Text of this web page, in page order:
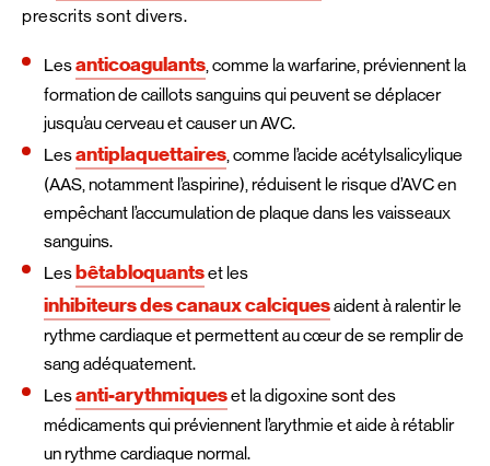
prescrits sont divers.
Lesanticoagulants, comme la warfarine, préviennent la
formation de caillots sanguins qui peuvent se déplacer
jusqu’au cerveau et causer un AVC.
Lesantiplaquettaires, comme l’acide acétylsalicylique
(AAS, notamment l’aspirine), réduisent le risque d’AVC en
empêchant l’accumulation de plaque dans les vaisseaux
sanguins.
Lesbêtabloquantset les
inhibiteurs des canaux calciquesaident à ralentir le
rythme cardiaque et permettent au cœur de se remplir de
sang adéquatement.
Lesanti-arythmiqueset la digoxine sont des
médicaments qui préviennent l’arythmie et aide à rétablir
un rythme cardiaque normal.